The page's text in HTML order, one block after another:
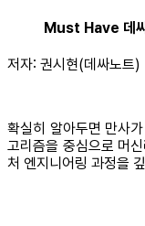
Must Have 데싸
저자: 권시현(데싸노
확실히 알아두면 만사
고리즘을 중심으로 머
처 엔지니어링 과정을